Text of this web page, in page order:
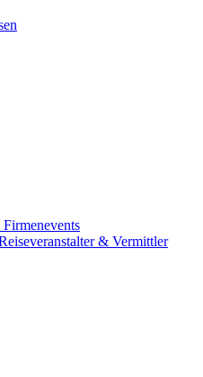
& Vermittler